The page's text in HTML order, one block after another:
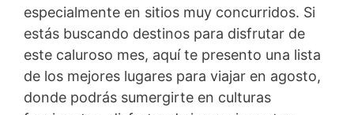
especialmente en sitios muy concurridos. Si
estás buscando destinos para disfrutar de
este caluroso mes, aquí te presento una lista
de los mejores lugares para viajar en agosto,
donde podrás sumergirte en culturas